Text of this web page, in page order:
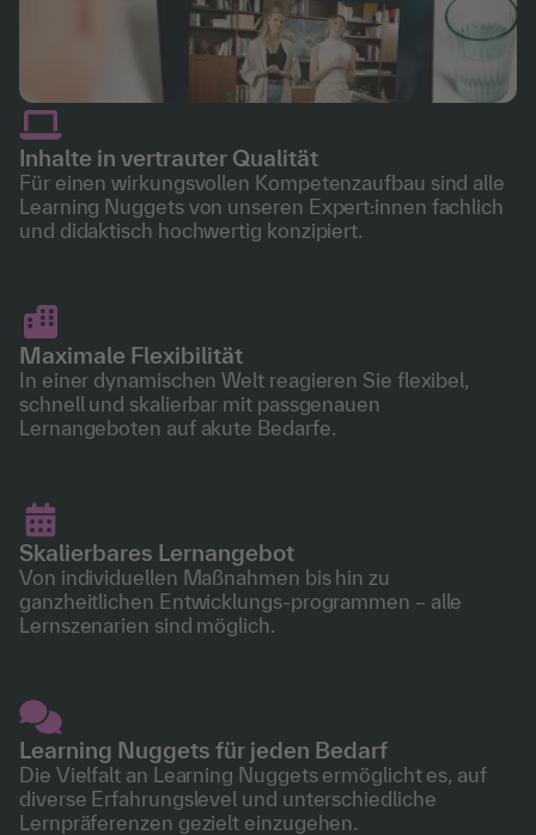
Inhalte in vertrauter Qualität
Für einen wirkungsvollen Kompetenzaufbau sind alle
Learning Nuggets von unseren Expert:innen fachlich
und didaktisch hochwertig konzipiert.
Maximale Flexibilität
In einer dynamischen Welt reagieren Sie flexibel,
schnell und skalierbar mit passgenauen
Lernangeboten auf akute Bedarfe.
Skalierbares Lernangebot
Von individuellen Maßnahmen bis hin zu
ganzheitlichen Entwicklungs-programmen – alle
Lernszenarien sind möglich.
Learning Nuggets für jeden Bedarf
Die Vielfalt an Learning Nuggets ermöglicht es, auf
diverse Erfahrungslevel und unterschiedliche
Lernpräferenzen gezielt einzugehen.